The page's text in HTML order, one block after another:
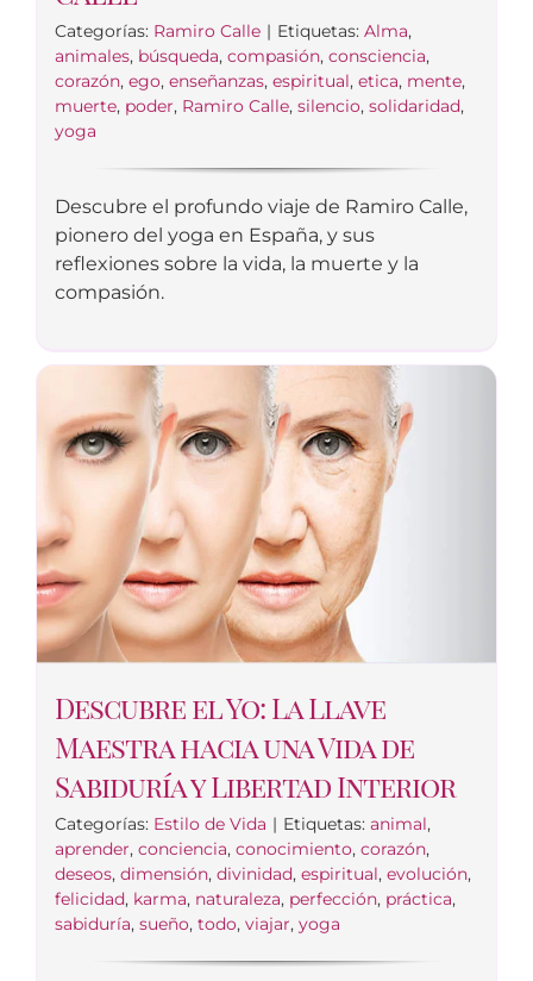
Categorías: Ramiro Calle | Etiquetas: Alma,
animales, búsqueda, compasión, consciencia,
corazón, ego, enseñanzas, espiritual, etica, mente,
muerte, poder, Ramiro Calle, silencio, solidaridad,
yoga
Descubre el profundo viaje de Ramiro Calle,
pionero del yoga en España, y sus
reflexiones sobre la vida, la muerte y la
compasión.
Descubre el Yo: La Llave
Maestra hacia una Vida de
Sabiduría y Libertad Interior
Categorías: Estilo de Vida | Etiquetas: animal,
aprender, conciencia, conocimiento, corazón,
deseos, dimensión, divinidad, espiritual, evolución,
felicidad, karma, naturaleza, perfección, práctica,
sabiduría, sueño, todo, viajar, yoga